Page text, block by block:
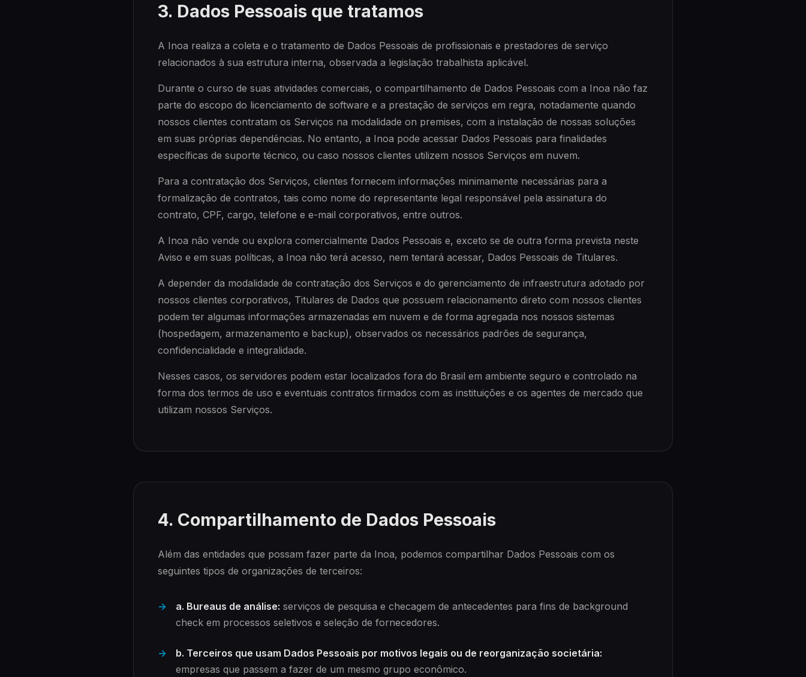
3. Dados Pessoais que tratamos
A Inoa realiza a coleta e o tratamento de Dados Pessoais de profissionais e prestadores de serviço
relacionados à sua estrutura interna, observada a legislação trabalhista aplicável.
Durante o curso de suas atividades comerciais, o compartilhamento de Dados Pessoais com a Inoa não faz
parte do escopo do licenciamento de software e a prestação de serviços em regra, notadamente quando
nossos clientes contratam os Serviços na modalidade on premises, com a instalação de nossas soluções
em suas próprias dependências. No entanto, a Inoa pode acessar Dados Pessoais para finalidades
específicas de suporte técnico, ou caso nossos clientes utilizem nossos Serviços em nuvem.
Para a contratação dos Serviços, clientes fornecem informações minimamente necessárias para a
formalização de contratos, tais como nome do representante legal responsável pela assinatura do
contrato, CPF, cargo, telefone e e-mail corporativos, entre outros.
A Inoa não vende ou explora comercialmente Dados Pessoais e, exceto se de outra forma prevista neste
Aviso e em suas políticas, a Inoa não terá acesso, nem tentará acessar, Dados Pessoais de Titulares.
A depender da modalidade de contratação dos Serviços e do gerenciamento de infraestrutura adotado por
nossos clientes corporativos, Titulares de Dados que possuem relacionamento direto com nossos clientes
podem ter algumas informações armazenadas em nuvem e de forma agregada nos nossos sistemas
(hospedagem, armazenamento e backup), observados os necessários padrões de segurança,
confidencialidade e integralidade.
Nesses casos, os servidores podem estar localizados fora do Brasil em ambiente seguro e controlado na
forma dos termos de uso e eventuais contratos firmados com as instituições e os agentes de mercado que
utilizam nossos Serviços.
4. Compartilhamento de Dados Pessoais
Além das entidades que possam fazer parte da Inoa, podemos compartilhar Dados Pessoais com os
seguintes tipos de organizações de terceiros:
a. Bureaus de análise: serviços de pesquisa e checagem de antecedentes para fins de background
check em processos seletivos e seleção de fornecedores.
b. Terceiros que usam Dados Pessoais por motivos legais ou de reorganização societária:
empresas que passem a fazer de um mesmo grupo econômico.